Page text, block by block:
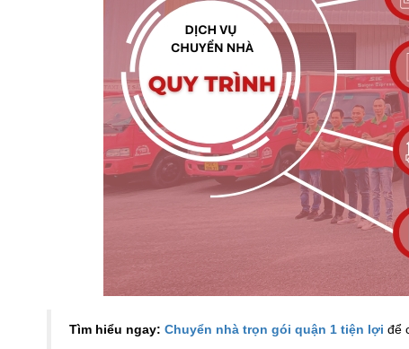
Tìm hiểu ngay: Chuyển nhà trọn gói quận 1 tiện lợi để